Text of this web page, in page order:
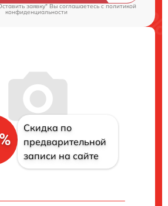
заявку" Вы соглашаетесь c политикой
конфиденциальности
Скидка по
предварительной
записи на сайте